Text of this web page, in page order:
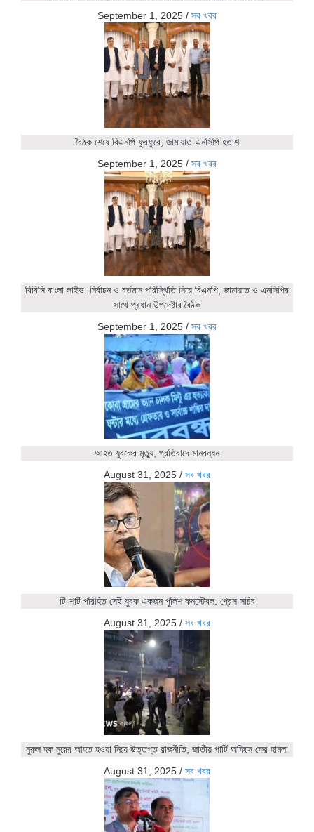
September 1, 2025 / সব খবর
বৈঠক শেষে বিএনপি ফুরফুরে, জামায়াত-এনসিপি হতাশ
September 1, 2025 / সব খবর
বিবিসি বাংলা লাইভ: নির্বাচন ও বর্তমান পরিস্থিতি নিয়ে বিএনপি, জামায়াত ও এনসিপির
সাথে প্রধান উপদেষ্টার বৈঠক
September 1, 2025 / সব খবর
আহত যুবকের মৃত্যু, প্রতিবাদে মানবন্ধন
August 31, 2025 / সব খবর
টি-শার্ট পরিহিত সেই যুবক একজন পুলিশ কনস্টেবল: প্রেস সচিব
August 31, 2025 / সব খবর
নুরুল হক নুরের আহত হওয়া নিয়ে উত্তপ্ত রাজনীতি, জাতীয় পার্টি অফিসে ফের হামলা
August 31, 2025 / সব খবর